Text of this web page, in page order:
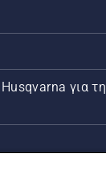
για τη